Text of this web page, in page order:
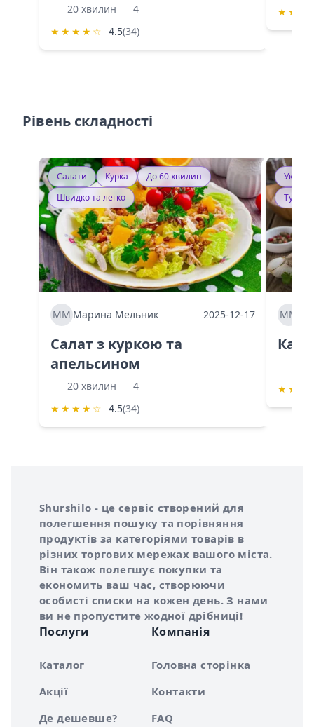
20 хвилин
4
★ ★ ★ ★ ☆ 4.5(34)
★ ★
Рівень складності
Салати Курка
До 60 хвилин
Швидко та легко
ММ Марина Мельник 2025-12-17
Салат з куркою та
апельсином
20 хвилин
4
★ ★ ★ ★ ☆ 4.5(34)
ММ
★ ★
Про сервіс Shurshilo
Shurshilo - це сервіс створений для
полегшення пошуку та порівняння
продуктів за категоріями товарів в
різних торгових мережах вашого міста.
Він також полегшує покупки та
економить ваш час, створюючи
особисті списки на кожен день. З нами
ви не пропустите жодної дрібниці!
Послуги
Каталог
Акції
Де дешевше?
Компанія
Головна сторінка
Контакти
FAQ